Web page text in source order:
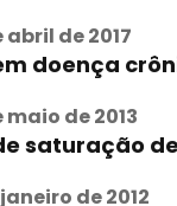
de 2017
doença
de 2013
saturação
de 2012